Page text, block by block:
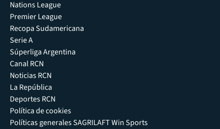
Nations League
Premier League
Recopa Sudamericana
Serie A
Súperliga Argentina
Canal RCN
Noticias RCN
La República
Deportes RCN
Política de cookies
Políticas generales SAGRILAFT Win Sports